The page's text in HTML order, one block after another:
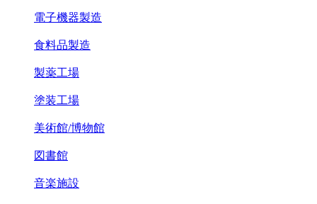
電子機器製造
食料品製造
製薬工場
塗装工場
美術館/博物館
図書館
音楽施設